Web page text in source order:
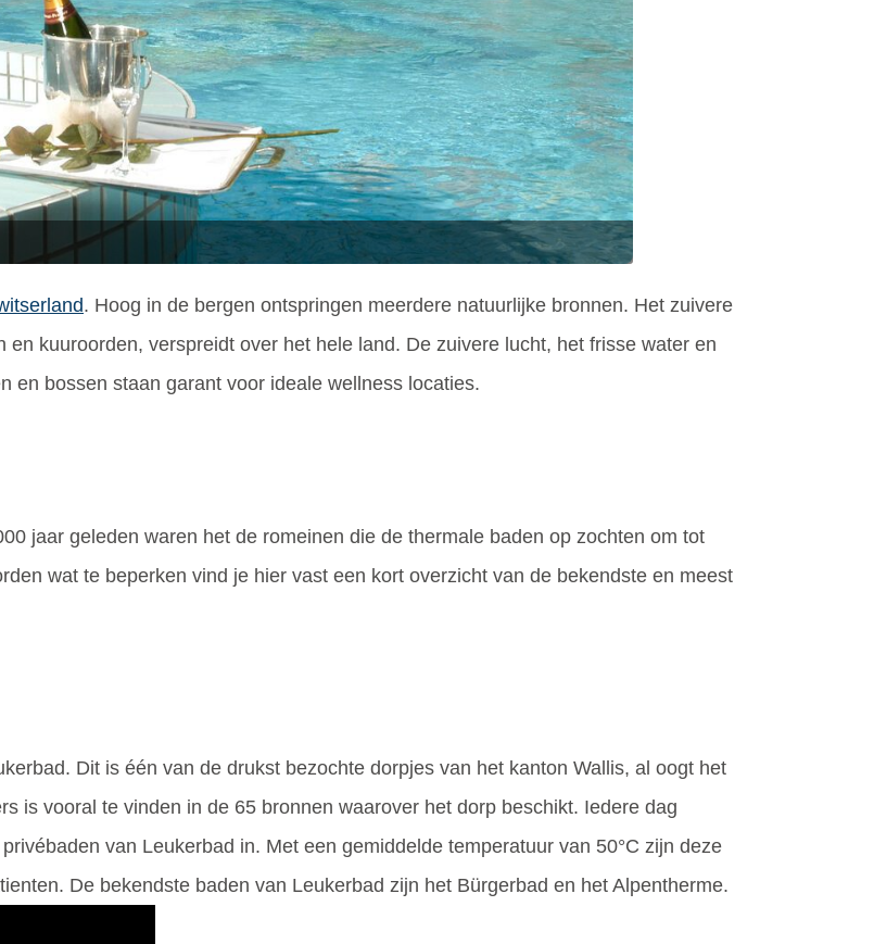
. Hoog in de bergen ontspringen meerdere natuurlijke bronnen. Het zuivere
kuuroorden, verspreidt over het hele land. De zuivere lucht, het frisse water en
en bossen staan garant voor ideale wellness locaties.
jaar geleden waren het de romeinen die de thermale baden op zochten om tot
wat te beperken vind je hier vast een kort overzicht van de bekendste en meest
Dit is één van de drukst bezochte dorpjes van het kanton Wallis, al oogt het
is vooral te vinden in de 65 bronnen waarover het dorp beschikt. Iedere dag
van Leukerbad in. Met een gemiddelde temperatuur van 50°C zijn deze
De bekendste baden van Leukerbad zijn het Bürgerbad en het Alpentherme.